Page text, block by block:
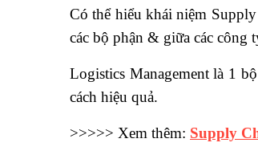
Có thể hiểu khái niệm
các bộ phận & giữa các công
Logistics Management là 1
cách hiệu quả.
>>>>> Xem thêm: Supply